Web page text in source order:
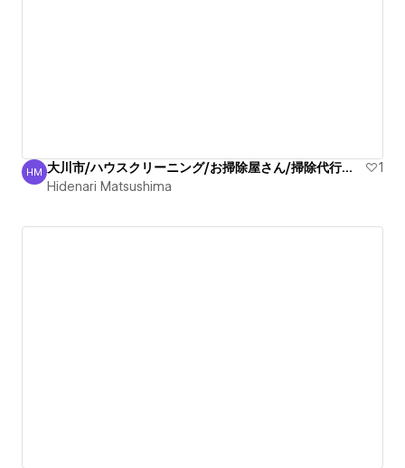
Hidenari Matsushima
HM 大川市/ハウスクリーニング/お掃除屋さん/掃除代行業者信頼
1
Hidenari Matsushima